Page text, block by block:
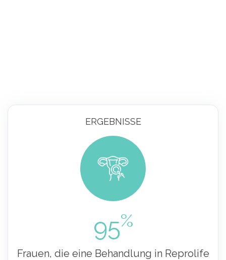
ERGEBNISSE
95%
Frauen, die eine Behandlung in Reprolife